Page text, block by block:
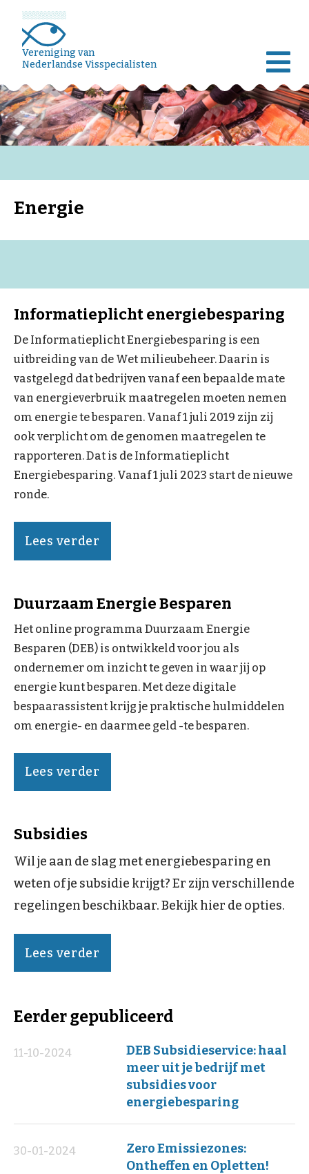
Vereniging van
Nederlandse Visspecialisten
Energie
Informatieplicht energiebesparing
De Informatieplicht Energiebesparing is een
uitbreiding van de Wet milieubeheer. Daarin is
vastgelegd dat bedrijven vanaf een bepaalde mate
van energieverbruik maatregelen moeten nemen
om energie te besparen. Vanaf 1 juli 2019 zijn zij
ook verplicht om de genomen maatregelen te
rapporteren. Dat is de Informatieplicht
Energiebesparing. Vanaf 1 juli 2023 start de nieuwe
ronde.
Lees verder
Duurzaam Energie Besparen
Het online programma Duurzaam Energie
Besparen (DEB) is ontwikkeld voor jou als
ondernemer om inzicht te geven in waar jij op
energie kunt besparen. Met deze digitale
bespaarassistent krijg je praktische hulmiddelen
om energie- en daarmee geld -te besparen.
Lees verder
Subsidies
Wil je aan de slag met energiebesparing en
weten of je subsidie krijgt? Er zijn verschillende
regelingen beschikbaar. Bekijk hier de opties.
Lees verder
Eerder gepubliceerd
DEB Subsidieservice: haal
meer uit je bedrijf met
subsidies voor
energiebesparing
11-10-2024
Zero Emissiezones:
Ontheffen en Opletten!
30-01-2024